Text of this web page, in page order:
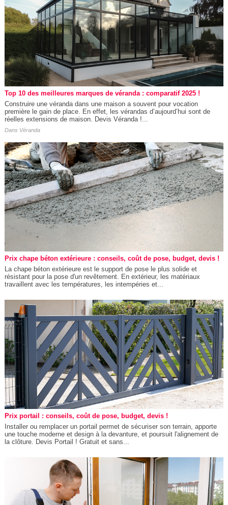
Top 10 des meilleures marques de véranda : comparatif 2025 !
Construire une véranda dans une maison a souvent pour vocation
première le gain de place. En effet, les vérandas d’aujourd’hui sont de
réelles extensions de maison. Devis Véranda !...
Dans Véranda
Prix chape béton extérieure : conseils, coût de pose, budget, devis !
La chape béton extérieure est le support de pose le plus solide et
résistant pour la pose d'un revêtement. En extérieur, les matériaux
travaillent avec les températures, les intempéries et...
Prix portail : conseils, coût de pose, budget, devis !
Installer ou remplacer un portail permet de sécuriser son terrain, apporte
une touche moderne et design à la devanture, et poursuit l'alignement de
la clôture. Devis Portail ! Gratuit et sans...